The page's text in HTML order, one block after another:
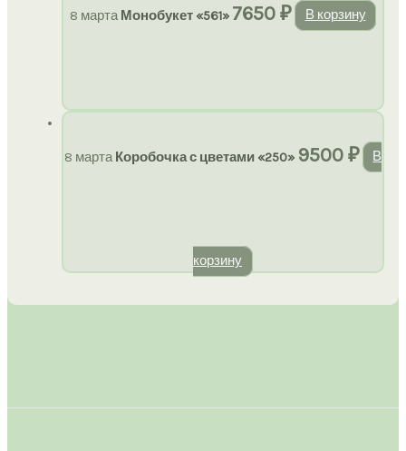
8 марта Монобукет «561» 7650₽ В корзину
8 марта Коробочка с цветами «250» 9500₽ В
корзину